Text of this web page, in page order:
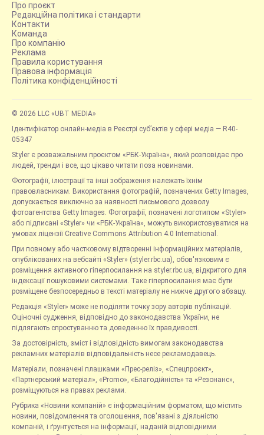
Про проєкт
Редакційна політика і стандарти
Контакти
Команда
Про компанію
Реклама
Правила користування
Правова інформація
Політика конфіденційності
© 2026 LLC «UBT MEDIA»
Ідентифікатор онлайн-медіа в Реєстрі суб’єктів у сфері медіа — R40-
05347
Styler є розважальним проєктом «РБК-Україна», який розповідає про
людей, тренди і все, що цікаво читати поза новинами.
Фотографії, ілюстрації та інші зображення належать їхнім
правовласникам. Використання фотографій, позначених Getty Images,
допускається виключно за наявності письмового дозволу
фотоагентства Getty Images. Фотографії, позначені логотипом «Styler»
або підписані «Styler» чи «РБК-Україна», можуть використовуватися на
умовах ліцензії Creative Commons Attribution 4.0 International.
При повному або частковому відтворенні інформаційних матеріалів,
опублікованих на вебсайті «Styler» (styler.rbc.ua), обов'язковим є
розміщення активного гіперпосилання на styler.rbc.ua, відкритого для
індексації пошуковими системами. Таке гіперпосилання має бути
розміщене безпосередньо в тексті матеріалу не нижче другого абзацу.
Редакція «Styler» може не поділяти точку зору авторів публікацій.
Оціночні судження, відповідно до законодавства України, не
підлягають спростуванню та доведенню їх правдивості.
За достовірність, зміст і відповідність вимогам законодавства
рекламних матеріалів відповідальність несе рекламодавець.
Матеріали, позначені плашками «Прес-реліз», «Спецпроєкт»,
«Партнерський матеріал», «Promo», «Благодійність» та «Резонанс»,
розміщуються на правах реклами.
Рубрика «Новини компаній» є інформаційним форматом, що містить
новини, повідомлення та оголошення, пов'язані з діяльністю
компаній, і ґрунтується на інформації, наданій відповідними